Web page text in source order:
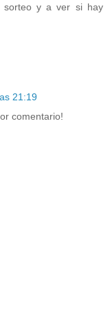
sorteo y a ver si hay
21:19
comentario!